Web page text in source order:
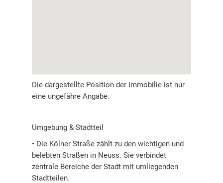
Die dargestellte Position der Immobilie ist nur
eine ungefähre Angabe.
Umgebung & Stadtteil
• Die Kölner Straße zählt zu den wichtigen und
belebten Straßen in Neuss. Sie verbindet
zentrale Bereiche der Stadt mit umliegenden
Stadtteilen.